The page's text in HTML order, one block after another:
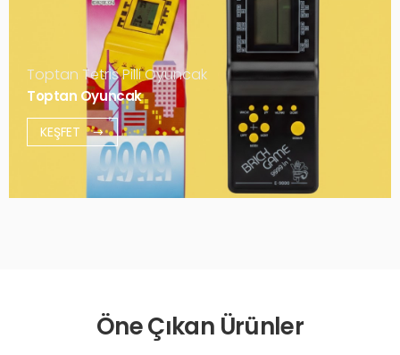
Toptan Tetris Pilli Oyuncak
Toptan Oyuncak
KEŞFET
Öne Çıkan Ürünler